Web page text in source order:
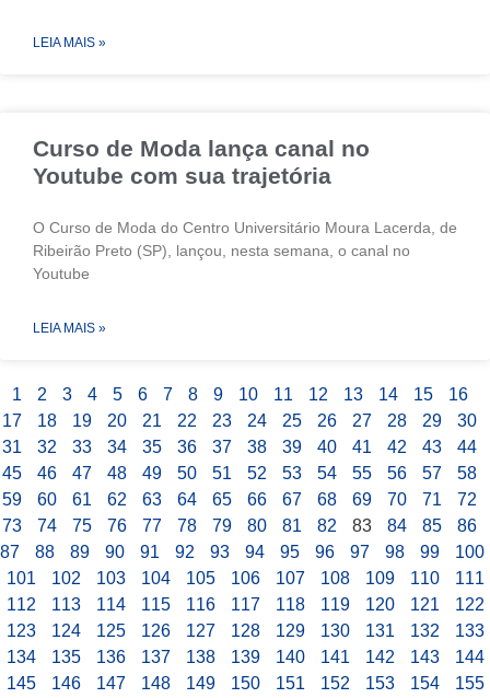
LEIA MAIS »
Curso de Moda lança canal no
Youtube com sua trajetória
O Curso de Moda do Centro Universitário Moura Lacerda, de
Ribeirão Preto (SP), lançou, nesta semana, o canal no
Youtube
LEIA MAIS »
1 2 3 4 5 6 7 8 9 10 11 12 13 14 15
16
17
18 19 20 21 22 23 24 25 26 27 28 29
30
31
32 33 34 35 36 37 38 39 40 41 42 43
44
45
46 47 48 49 50 51 52 53 54 55 56 57
58
59
60 61 62 63 64 65 66 67 68 69 70 71
72
73
74 75 76 77 78 79 80 81 82 83 84 85
86
87
88 89 90 91 92 93 94 95 96 97 98 99
100
101
102 103 104 105 106 107 108 109 110
111
112
113 114 115 116 117 118 119 120 121
122
123
124 125 126 127 128 129 130 131 132
133
134
135 136 137 138 139 140 141 142 143
144
145
146 147 148 149 150 151 152 153 154
155